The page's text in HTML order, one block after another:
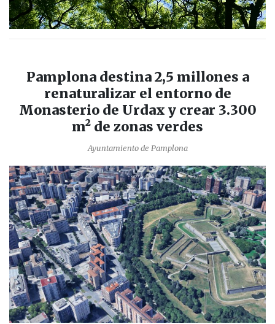
Pamplona destina 2,5 millones a
renaturalizar el entorno de
Monasterio de Urdax y crear 3.300
m² de zonas verdes
Ayuntamiento de Pamplona